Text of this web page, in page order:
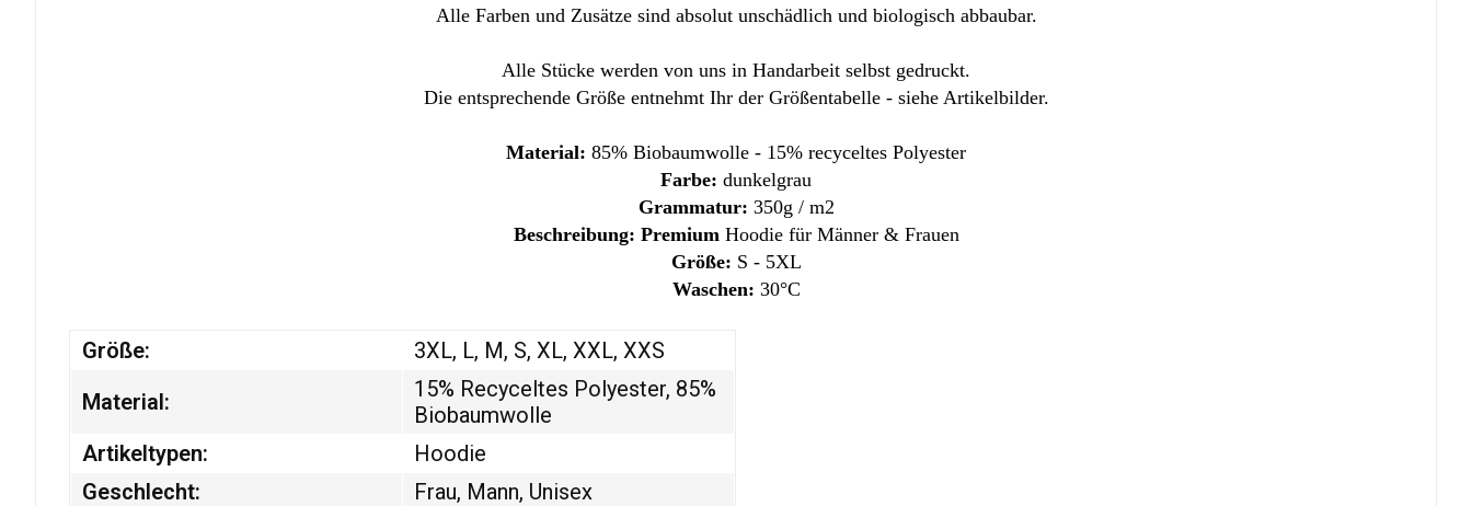
Alle Farben und Zusätze sind absolut unschädlich und biologisch abbaubar.
Alle Stücke werden von uns in Handarbeit selbst gedruckt.
Die entsprechende Größe entnehmt Ihr der Größentabelle - siehe Artikelbilder.
Material: 85% Biobaumwolle - 15% recyceltes Polyester
Farbe: dunkelgrau
Grammatur: 350g / m2
Beschreibung: Premium Hoodie für Männer & Frauen
Größe: S - 5XL
Waschen: 30°C
Größe:
3XL, L, M, S, XL, XXL, XXS
Material:
15% Recyceltes Polyester, 85%
Biobaumwolle
Artikeltypen:
Hoodie
Geschlecht:
Frau, Mann, Unisex